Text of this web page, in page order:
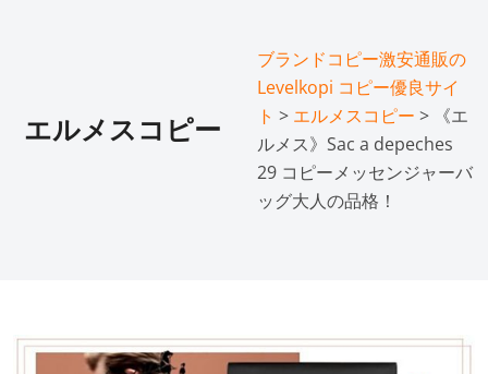
エルメスコピー
ブランドコピー激安通販の
Levelkopi コピー優良サイ
ト > エルメスコピー > 《エ
ルメス》Sac a depeches
29 コピーメッセンジャーバ
ッグ大人の品格！